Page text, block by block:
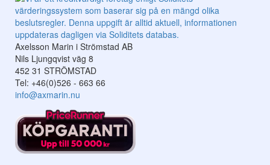
Axelsson Marin i Strömstad AB
Nils Ljungqvist väg 8
452 31 STRÖMSTAD
Tel: +46(0)526 - 663 66
info@axmarin.nu